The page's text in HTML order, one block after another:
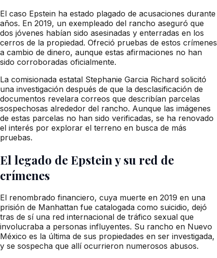
El caso Epstein ha estado plagado de acusaciones durante
años. En 2019, un exempleado del rancho aseguró que
dos jóvenes habían sido asesinadas y enterradas en los
cerros de la propiedad. Ofreció pruebas de estos crímenes
a cambio de dinero, aunque estas afirmaciones no han
sido corroboradas oficialmente.
La comisionada estatal Stephanie Garcia Richard solicitó
una investigación después de que la desclasificación de
documentos revelara correos que describían parcelas
sospechosas alrededor del rancho. Aunque las imágenes
de estas parcelas no han sido verificadas, se ha renovado
el interés por explorar el terreno en busca de más
pruebas.
El legado de Epstein y su red de
crímenes
El renombrado financiero, cuya muerte en 2019 en una
prisión de Manhattan fue catalogada como suicidio, dejó
tras de sí una red internacional de tráfico sexual que
involucraba a personas influyentes. Su rancho en Nuevo
México es la última de sus propiedades en ser investigada,
y se sospecha que allí ocurrieron numerosos abusos.